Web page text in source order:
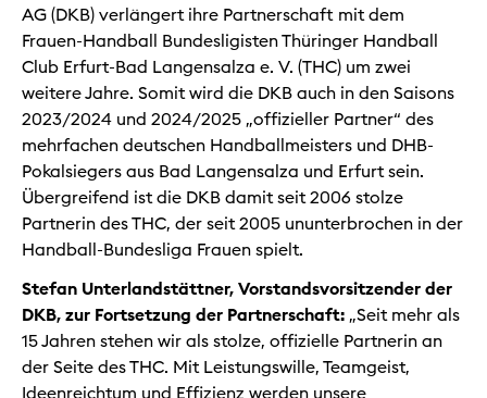
AG (DKB) verlängert ihre Partnerschaft mit dem
Frauen-Handball Bundesligisten Thüringer Handball
Club Erfurt-Bad Langensalza e. V. (THC) um zwei
weitere Jahre. Somit wird die DKB auch in den Saisons
2023/2024 und 2024/2025 „offizieller Partner“ des
mehrfachen deutschen Handballmeisters und DHB-
Pokalsiegers aus Bad Langensalza und Erfurt sein.
Übergreifend ist die DKB damit seit 2006 stolze
Partnerin des THC, der seit 2005 ununterbrochen in der
Handball-Bundesliga Frauen spielt.
Stefan Unterlandstättner, Vorstandsvorsitzender der
DKB, zur Fortsetzung der Partnerschaft: „Seit mehr als
15 Jahren stehen wir als stolze, offizielle Partnerin an
der Seite des THC. Mit Leistungswille, Teamgeist,
Ideenreichtum und Effizienz werden unsere